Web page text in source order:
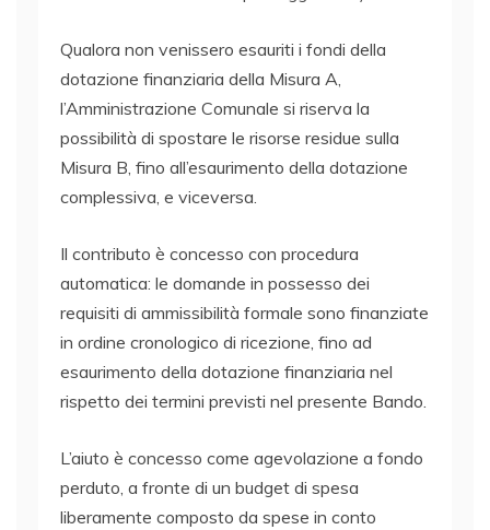
Qualora non venissero esauriti i fondi della
dotazione finanziaria della Misura A,
l’Amministrazione Comunale si riserva la
possibilità di spostare le risorse residue sulla
Misura B, fino all’esaurimento della dotazione
complessiva, e viceversa.
Il contributo è concesso con procedura
automatica: le domande in possesso dei
requisiti di ammissibilità formale sono finanziate
in ordine cronologico di ricezione, fino ad
esaurimento della dotazione finanziaria nel
rispetto dei termini previsti nel presente Bando.
L’aiuto è concesso come agevolazione a fondo
perduto, a fronte di un budget di spesa
liberamente composto da spese in conto